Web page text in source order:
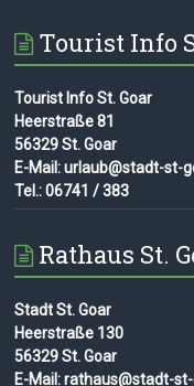
Tourist Info
Tourist Info St. Goar
Heerstraße 81
56329 St. Goar
E-Mail: urlaub@stadt-st-
Tel.: 06741 / 383
Rathaus St.
Stadt St. Goar
Heerstraße 130
56329 St. Goar
E-Mail: rathaus@stadt-